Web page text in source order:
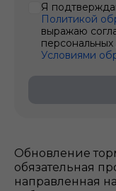
Обновление
обязательная
направленная
Я
Политикой
выражаю
Условиями